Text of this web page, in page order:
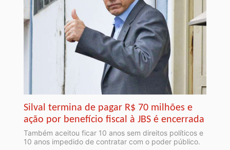
Silval termina de pagar R$ 70 milhões e
ação por benefício fiscal à JBS é encerrada
Também aceitou ficar 10 anos sem direitos políticos e
10 anos impedido de contratar com o poder público.